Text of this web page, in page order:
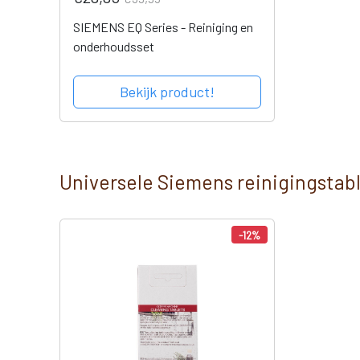
SIEMENS EQ Series - Reiniging en
onderhoudsset
Bekijk product!
Universele Siemens
-12%